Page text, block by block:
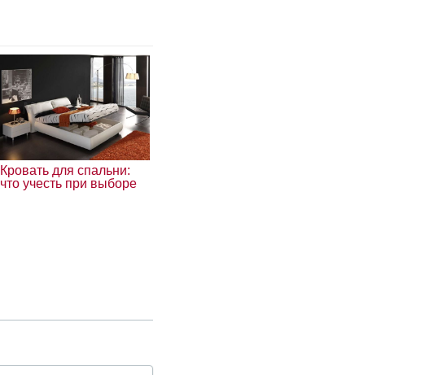
Кровать для спальни:
что учесть при выборе